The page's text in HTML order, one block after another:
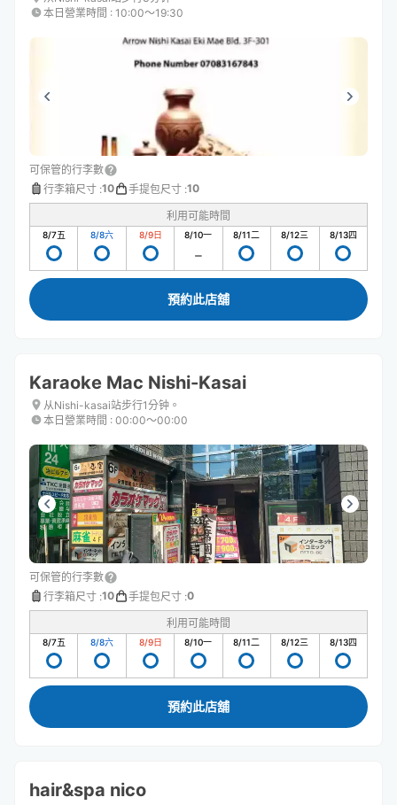
本日營業時間 : 10:00〜19:30
可保管的行李數
行李箱尺寸 :10 手提包尺寸 :10
利用可能時間
8/7五 8/8六 8/9日 8/10一 8/11二 8/12三 8/13四
預約此店舖
Karaoke Mac Nishi-Kasai
从Nishi-kasai站步行1分钟。
本日營業時間 : 00:00〜00:00
可保管的行李數
行李箱尺寸 :10 手提包尺寸 :0
利用可能時間
8/7五 8/8六 8/9日 8/10一 8/11二 8/12三 8/13四
預約此店舖
hair&spa nico